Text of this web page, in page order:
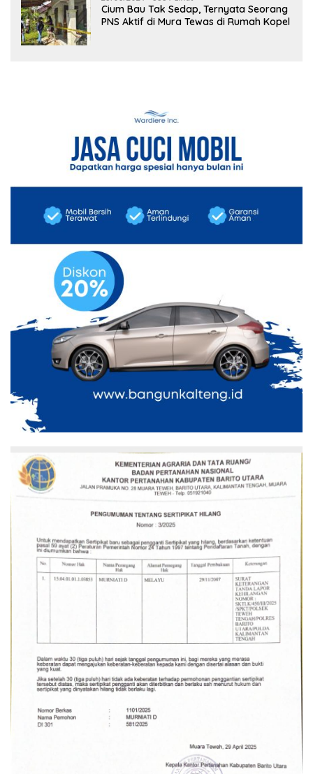
Cium Bau Tak Sedap, Ternyata Seorang
PNS Aktif di Mura Tewas di Rumah Kopel